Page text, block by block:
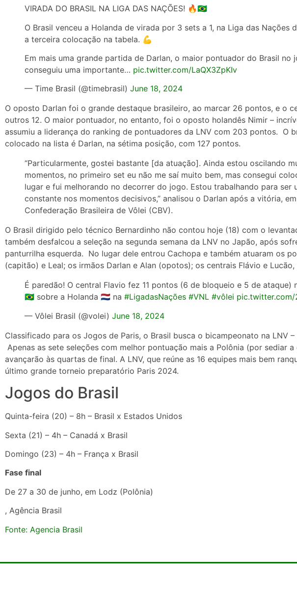
VIRADA DO BRASIL NA LIGA DAS NAÇÕES! 🔥🇧🇷
O Brasil venceu a Holanda de virada por 3 sets a 1, na Liga das Nações
a terceira colocação na tabela. 💪
Em mais uma grande partida de Darlan, o maior pontuador do Brasil no
conseguiu uma importante… pic.twitter.com/LaQX3ZpKIv
— Time Brasil (@timebrasil) June 18, 2024
O oposto Darlan foi o grande destaque brasileiro, ao marcar 26 pontos, e o
outros 12. O maior pontuador, no entanto, foi o oposto holandês Nimir –
assumiu a liderança do ranking de pontuadores da LNV com 203 pontos. O
colocado na lista é Darlan, na sétima posição, com 127 pontos.
“Particularmente, gostei bastante [da atuação]. Ainda estou oscilando
momentos, no primeiro set eu não me saí muito bem, mas consegui
lugar e fui melhorando no decorrer do jogo. Estou trabalhando para ser
constante nos momentos decisivos,” analisou o Darlan após a vitória,
Confederação Brasileira de Vôlei (CBV).
O Brasil dirigido pelo técnico Bernardinho não contou hoje (18) com o
também desfalcou a seleção na segunda semana da LNV no Japão, após
panturrilha esquerda. No lugar dele entrou Cachopa e também atuaram os
(capitão) e Leal; os irmãos Darlan e Alan (opotos); os centrais Flávio e
É paredão! O central Flavio fez 11 pontos (6 de bloqueio e 5 de ataque)
🇧🇷 sobre a Holanda 🇳🇱 na #LigadasNações #VNL #vôlei pic.twitter.com/
— Vôlei Brasil (@volei) June 18, 2024
Classificado para os Jogos de Paris, o Brasil busca o bicampeonato na LNV
Apenas as sete seleções com melhor pontuação mais a Polônia (por sediar
avançarão às quartas de final. A LNV, que reúne as 16 equipes mais bem
último grande torneio preparatório Paris 2024.
Jogos do Brasil
Quinta-feira (20) – 8h – Brasil x Estados Unidos
Sexta (21) – 4h – Canadá x Brasil
Domingo (23) – 4h – França x Brasil
Fase final
De 27 a 30 de junho, em Lodz (Polônia)
, Agência Brasil
Fonte: Agencia Brasil